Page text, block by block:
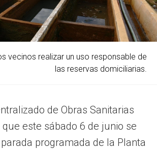
vecinos realizar un uso responsable de
las reservas domiciliarias.
de Obras Sanitarias
que este sábado 6 de junio se
programada de la Planta